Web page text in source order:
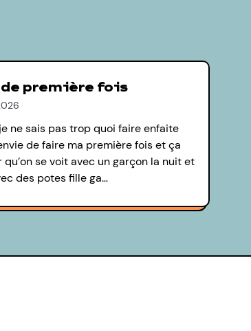
de première fois
ne sais pas trop quoi faire enfaite
de faire ma première fois et ça
qu’on se voit avec un garçon la nuit et
des potes fille ga…